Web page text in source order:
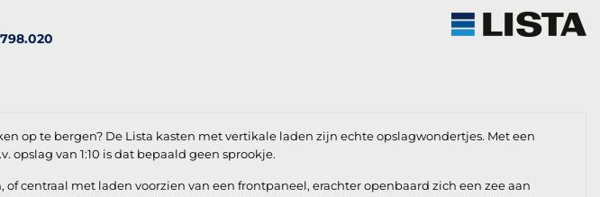
op te bergen? De Lista kasten met vertikale laden zijn echte opslagwondertjes. Met een
opslag van 1:10 is dat bepaald geen sprookje.
centraal met laden voorzien van een frontpaneel, erachter openbaard zich een zee aan